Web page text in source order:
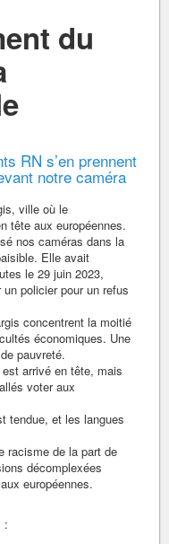
du
RN s’en prennent
notre caméra
ville où le
tête aux européennes.
nos caméras dans la
Elle avait
le 29 juin 2023,
policier pour un refus
concentrent la moitié
économiques. Une
pauvreté.
arrivé en tête, mais
voter aux
tendue, et les langues
racisme de la part de
décomplexées
européennes.
: